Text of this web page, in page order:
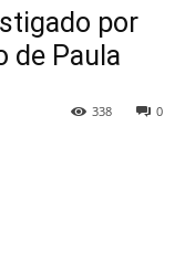
por
de Paula
0
338